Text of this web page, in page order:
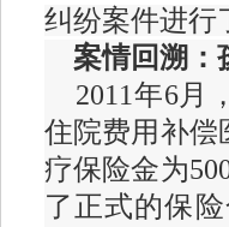
纠纷案件进行
案情回溯：
2011年6月
住院费用补偿
疗保险金为
了正式的保